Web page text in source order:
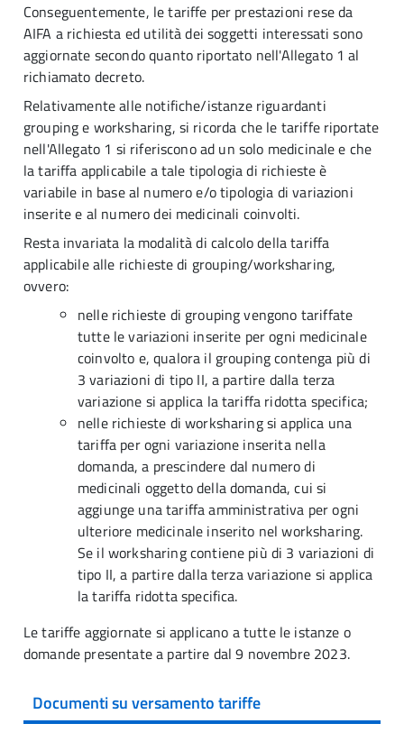
Conseguentemente, le tariffe per prestazioni rese da
AIFA a richiesta ed utilità dei soggetti interessati sono
aggiornate secondo quanto riportato nell'Allegato 1 al
richiamato decreto.
Relativamente alle notifiche/istanze riguardanti
grouping e worksharing, si ricorda che le tariffe riportate
nell'Allegato 1 si riferiscono ad un solo medicinale e che
la tariffa applicabile a tale tipologia di richieste è
variabile in base al numero e/o tipologia di variazioni
inserite e al numero dei medicinali coinvolti.
Resta invariata la modalità di calcolo della tariffa
applicabile alle richieste di grouping/worksharing,
ovvero:
nelle richieste di grouping vengono tariffate
tutte le variazioni inserite per ogni medicinale
coinvolto e, qualora il grouping contenga più di
3 variazioni di tipo II, a partire dalla terza
variazione si applica la tariffa ridotta specifica;
nelle richieste di worksharing si applica una
tariffa per ogni variazione inserita nella
domanda, a prescindere dal numero di
medicinali oggetto della domanda, cui si
aggiunge una tariffa amministrativa per ogni
ulteriore medicinale inserito nel worksharing.
Se il worksharing contiene più di 3 variazioni di
tipo II, a partire dalla terza variazione si applica
la tariffa ridotta specifica.
Le tariffe aggiornate si applicano a tutte le istanze o
domande presentate a partire dal 9 novembre 2023.
Documenti su versamento tariffe